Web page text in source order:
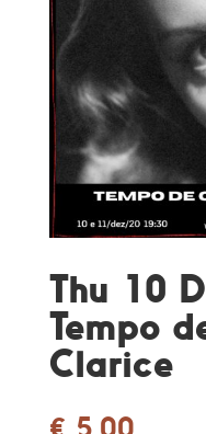
Thu 10
Tempo
Clarice